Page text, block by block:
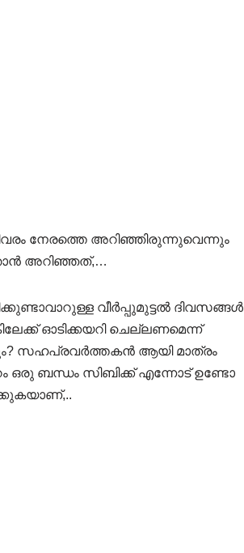
നേരത്തെ അറിഞ്ഞിരുന്നുവെന്നും
അറിഞ്ഞത്,…
വീർപ്പുമുട്ടൽ ദിവസങ്ങൾ
ഓടിക്കയറി ചെല്ലണമെന്ന്
സഹപ്രവർത്തകൻ ആയി മാത്രം
ഒരു ബന്ധം സിബിക്ക് എന്നോട് ഉണ്ടോ